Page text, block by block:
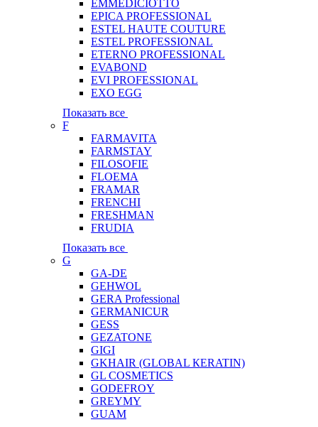
EMMEDICIOTTO
EPICA PROFESSIONAL
ESTEL HAUTE COUTURE
ESTEL PROFESSIONAL
ETERNO PROFESSIONAL
EVABOND
EVI PROFESSIONAL
EXO EGG
Показать все
F
FARMAVITA
FARMSTAY
FILOSOFIE
FLOEMA
FRAMAR
FRENCHI
FRESHMAN
FRUDIA
Показать все
G
GA-DE
GEHWOL
GERA Professional
GERMANICUR
GESS
GEZATONE
GIGI
GKHAIR (GLOBAL КЕRATIN)
GL COSMETICS
GODEFROY
GREYMY
GUAM